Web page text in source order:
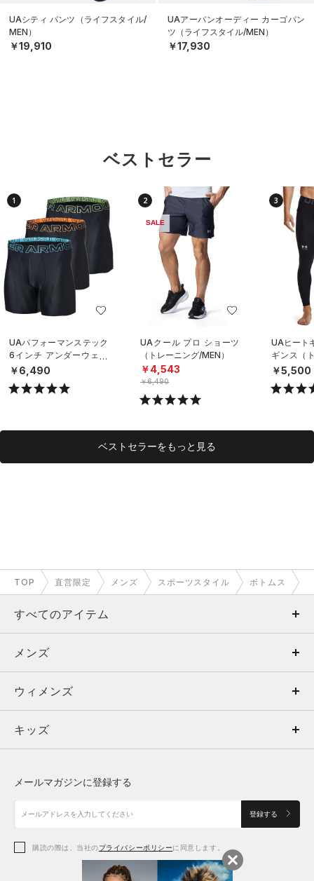
UAシティ パンツ（ライフスタイル/
MEN）
￥19,910
UAアーバンオーディー カーゴパン
ツ（ライフスタイル/MEN）
￥17,930
ベストセラー
1
UAパフォーマンステック
6インチ アンダーウェア
（3枚セット）（トレーニ
ング/MEN）
￥6,490
2
SALE
UAクール プロ ショーツ
（トレーニング/MEN）
￥4,543
￥6,490
3
UAヒート
ギンス（
EN）
￥5,500
ベストセラーをもっと見る
TOP 直営限定 メンズ スポーツスタイル ボトムス
すべてのアイテム
メンズ
ウィメンズ
キッズ
アクセサリー
メンズ
トップス
ボトムス
アクセサリー
ウィメンズ
トップス
シューズ
アクセサリー
キッズ
シューズ
メールマガジンに登録する
登録する
購読の際は、当社のプライバシーポリシーに同意します。